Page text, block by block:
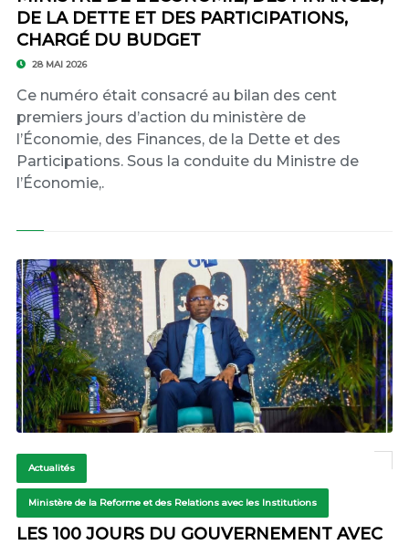
DE LA DETTE ET DES PARTICIPATIONS,
CHARGÉ DU BUDGET
28 MAI 2026
Ce numéro était consacré au bilan des cent
premiers jours d’action du ministère de
l’Économie, des Finances, de la Dette et des
Participations. Sous la conduite du Ministre de
l’Économie,.
Actualités
Ministère de la Reforme et des Relations avec les Institutions
LES 100 JOURS DU GOUVERNEMENT AVEC